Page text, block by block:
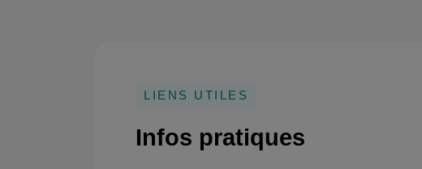
Infos pratiques
LIENS UTILES